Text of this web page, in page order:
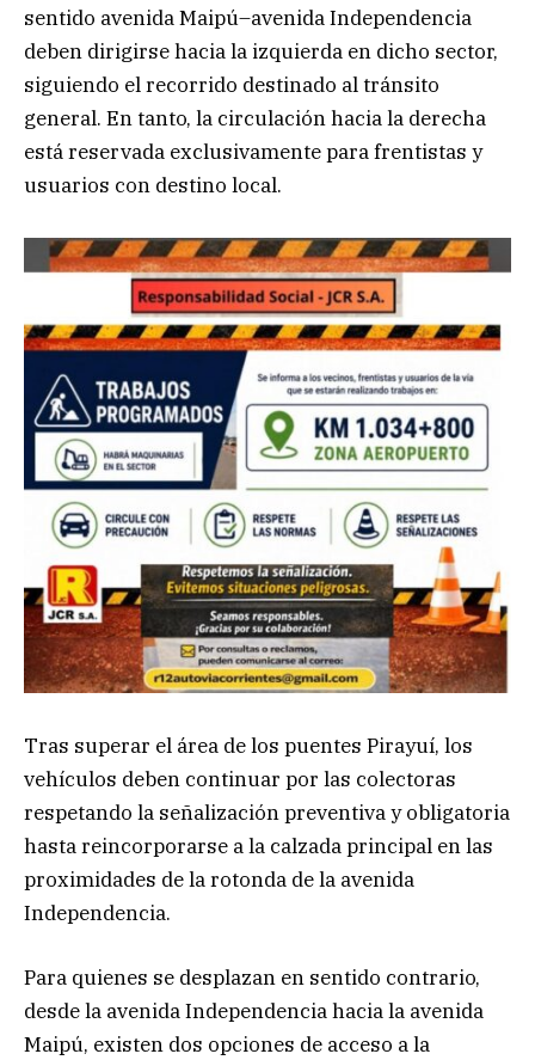
sentido avenida Maipú–avenida Independencia
deben dirigirse hacia la izquierda en dicho sector,
siguiendo el recorrido destinado al tránsito
general. En tanto, la circulación hacia la derecha
está reservada exclusivamente para frentistas y
usuarios con destino local.
Tras superar el área de los puentes Pirayuí, los
vehículos deben continuar por las colectoras
respetando la señalización preventiva y obligatoria
hasta reincorporarse a la calzada principal en las
proximidades de la rotonda de la avenida
Independencia.
Para quienes se desplazan en sentido contrario,
desde la avenida Independencia hacia la avenida
Maipú, existen dos opciones de acceso a la